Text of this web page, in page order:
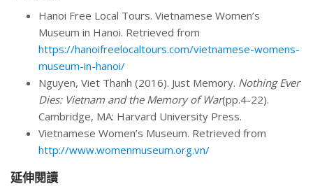
Hanoi Free Local Tours. Vietnamese Women’s
Museum in Hanoi. Retrieved from
https://hanoifreelocaltours.com/vietnamese-womens-
museum-in-hanoi/
Nguyen, Viet Thanh (2016). Just Memory. Nothing Ever
Dies: Vietnam and the Memory of War(pp.4-22).
Cambridge, MA: Harvard University Press.
Vietnamese Women’s Museum. Retrieved from
http://www.womenmuseum.org.vn/
延伸閱讀